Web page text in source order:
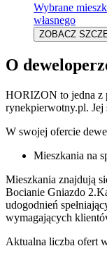
Wybrane
własnego
ZOBACZ
O
HORIZON to jedna z
rynekpierwotny.pl. Jej
W swojej ofercie
Mieszkania na
Mieszkania znajdują
Bocianie Gniazdo 2.
udogodnień
wymagających
Aktualna liczba ofert